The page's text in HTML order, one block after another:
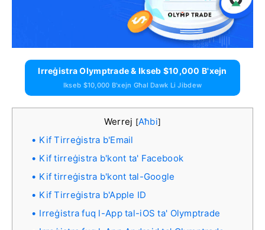
Irreġistra Olymptrade & Ikseb $10,000 B'xejn
Ikseb $10,000 B'xejn Għal Dawk Li Jibdew
Werrej [Aħbi]
Kif Tirreġistra b'Email
Kif tirreġistra b'kont ta' Facebook
Kif tirreġistra b'kont tal-Google
Kif Tirreġistra b'Apple ID
Irreġistra fuq l-App tal-iOS ta' Olymptrade